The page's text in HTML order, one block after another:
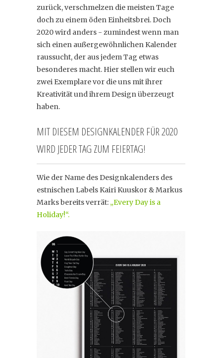
zurück, verschmelzen die meisten Tage
doch zu einem öden Einheitsbrei. Doch
2020 wird anders - zumindest wenn man
sich einen außergewöhnlichen Kalender
raussucht, der aus jedem Tag etwas
besonderes macht. Hier stellen wir euch
zwei Exemplare vor die uns mit ihrer
Kreativität und ihrem Design überzeugt
haben.
MIT DIESEM DESIGNKALENDER FÜR 2020
WIRD JEDER TAG ZUM FEIERTAG!
Wie der Name des Designkalenders des
estnischen Labels Kairi Kuuskor & Markus
Marks bereits verrät: „Every Day is a
Holiday!“.